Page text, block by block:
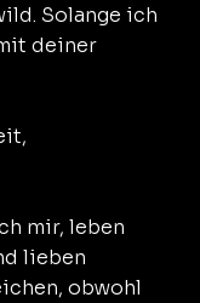
Solange ich
deiner
mir, leben
lieben
obwohl